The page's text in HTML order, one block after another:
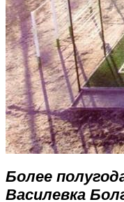
Более
Василевка